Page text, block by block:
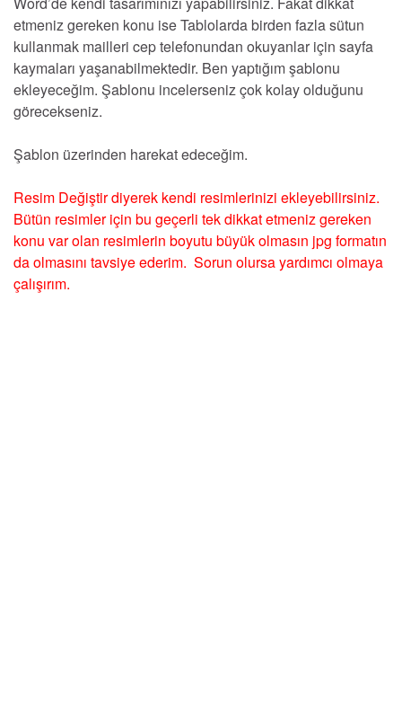
etmeniz gereken konu ise Tablolarda birden fazla sütun
kullanmak mailleri cep telefonundan okuyanlar için sayfa
kaymaları yaşanabilmektedir. Ben yaptığım şablonu
ekleyeceğim. Şablonu incelerseniz çok kolay olduğunu
görecekseniz.
Şablon üzerinden harekat edeceğim.
Resim Değiştir diyerek kendi resimlerinizi ekleyebilirsiniz.
Bütün resimler için bu geçerli tek dikkat etmeniz gereken
konu var olan resimlerin boyutu büyük olmasın jpg formatın
da olmasını tavsiye ederim. Sorun olursa yardımcı olmaya
çalışırım.